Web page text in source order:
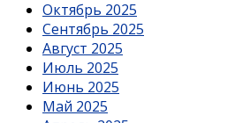
Октябрь 2025
Сентябрь 2025
Август 2025
Июль 2025
Июнь 2025
Май 2025